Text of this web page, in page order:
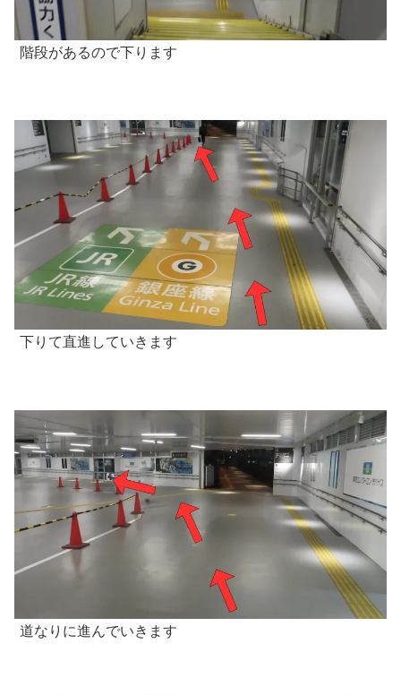
階段があるので下ります
下りて直進していきます
道なりに進んでいきます